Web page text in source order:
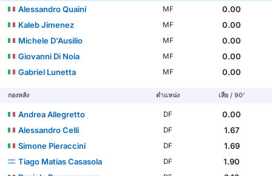
Alessandro Quaini
MF
0.00
Kaleb Jimenez
MF
0.00
Michele D'Ausilio
MF
0.00
Giovanni Di Noia
MF
0.00
Gabriel Lunetta
MF 0.00
กองหลัง ตำแหน่ง เสีย / 90'
Andrea Allegretto DF
0.00
Alessandro Celli
DF
1.67
Simone Pieraccini
DF
1.69
Tiago Matías Casasola
DF
1.90